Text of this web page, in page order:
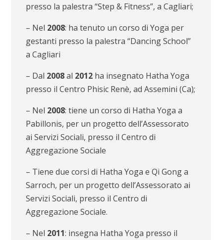
presso la palestra “Step & Fitness”, a Cagliari;
– Nel 2008: ha tenuto un corso di Yoga per
gestanti presso la palestra “Dancing School”
a Cagliari
– Dal 2008al 2012 ha insegnato Hatha Yoga
presso il Centro Phisic Renè, ad Assemini (Ca);
– Nel 2008: tiene un corso di Hatha Yoga a
Pabillonis, per un progetto dell’Assessorato
ai Servizi Sociali, presso il Centro di
Aggregazione Sociale
– Tiene due corsi di Hatha Yoga e Qi Gong a
Sarroch, per un progetto dell’Assessorato ai
Servizi Sociali, presso il Centro di
Aggregazione Sociale.
– Nel 2011: insegna Hatha Yoga presso il